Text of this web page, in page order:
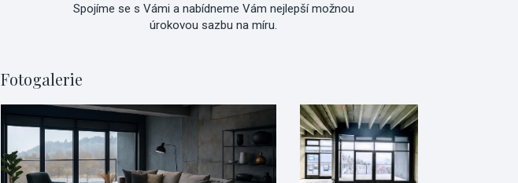
Spojíme se s Vámi a nabídneme Vám nejlepší možnou
úrokovou sazbu na míru.
Fotogalerie